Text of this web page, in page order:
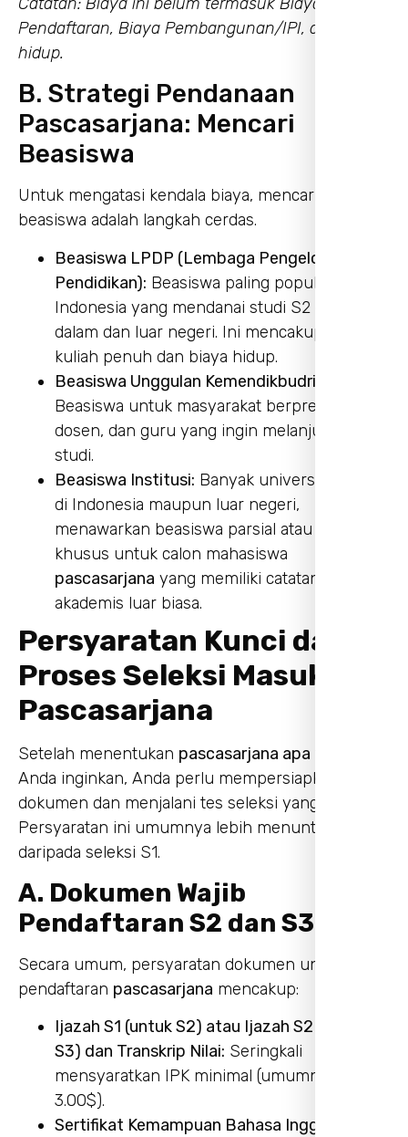
Pendaftaran, Biaya Pembangunan/IPI, dan biaya
hidup.
B. Strategi Pendanaan
Pascasarjana: Mencari
Beasiswa
Untuk mengatasi kendala biaya, mencari
beasiswa adalah langkah cerdas.
Beasiswa LPDP (Lembaga Pengelola Dana
Pendidikan): Beasiswa paling populer di
Indonesia yang mendanai studi S2 dan S3 di
dalam dan luar negeri. Ini mencakup biaya
kuliah penuh dan biaya hidup.
Beasiswa Unggulan Kemendikbudristek:
Beasiswa untuk masyarakat berprestasi,
dosen, dan guru yang ingin melanjutkan
studi.
Beasiswa Institusi: Banyak universitas, baik
di Indonesia maupun luar negeri,
menawarkan beasiswa parsial atau penuh
khusus untuk calon mahasiswa
pascasarjana yang memiliki catatan
akademis luar biasa.
Persyaratan Kunci dan
Proses Seleksi Masuk
Pascasarjana
Setelah menentukan pascasarjana apa
Anda inginkan, Anda perlu mempersiapkan
dokumen dan menjalani tes seleksi yang ketat.
Persyaratan ini umumnya lebih menuntut
daripada seleksi S1.
A. Dokumen Wajib
Pendaftaran S2 dan S3
Secara umum, persyaratan dokumen untuk
pendaftaran pascasarjana mencakup:
Ijazah S1 (untuk S2) atau Ijazah S2 (untuk
S3) dan Transkrip Nilai: Seringkali
mensyaratkan IPK minimal (umumnya $\ge
3.00$).
Sertifikat Kemampuan Bahasa Inggris: